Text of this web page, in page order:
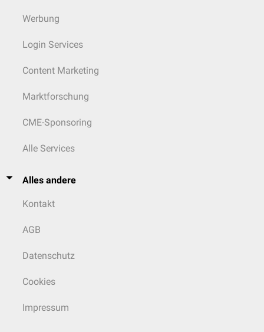
Werbung
Login Services
Content Marketing
Marktforschung
CME-Sponsoring
Alle Services
Alles andere
Kontakt
AGB
Datenschutz
Cookies
Impressum